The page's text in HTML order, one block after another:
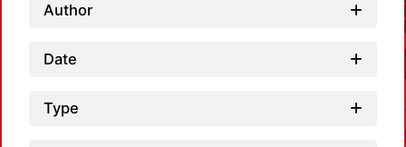
Author
Date
Type